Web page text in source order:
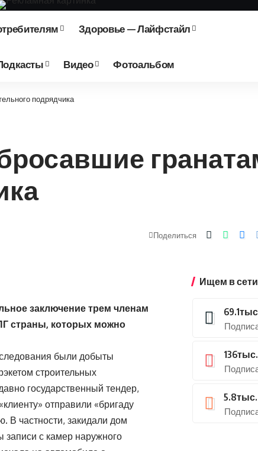
Здоровье — Лайфстайл
Видео Фотоальбом
подрядчика
Поделиться
заключение трем членам
страны, которых можно
были добыты
строительных
государственный тендер,
отправили «бригаду
В частности, закидали дом
с камер наружного
Ищем в сети
136тыс.
5.8тыс.